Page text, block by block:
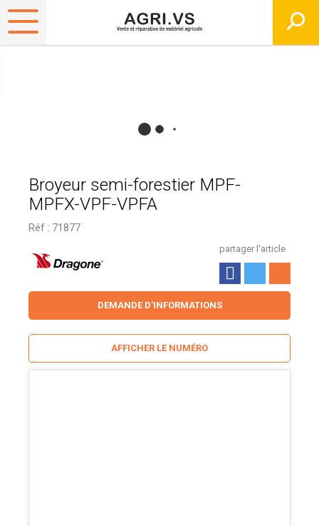
Broyeur semi-forestier MPF-
MPFX-VPF-VPFA
Réf : 71877
partager l'article
DEMANDE D'INFORMATIONS
AFFICHER LE NUMÉRO